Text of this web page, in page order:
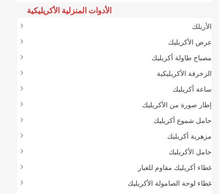
الأدوات المنزلية الأكريليكية
الأريلك
عرض الأكريليك
مصباح طاولة أكريليك
الزخرفة الأكريليكية
ساعة أكريليك
إطار صورة من الأكريليك
حامل شموع أكريليك
مزهرية أكريليك
حامل الأكريليك
غطاء أكريليك مقاوم للغبار
غطاء لوحة الصامولة الأكريليك